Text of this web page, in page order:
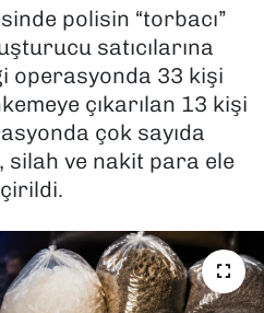
polisin “torbacı”
satıcılarına
operasyonda 33 kişi
çıkarılan 13 kişi
çok sayıda
silah ve nakit para ele